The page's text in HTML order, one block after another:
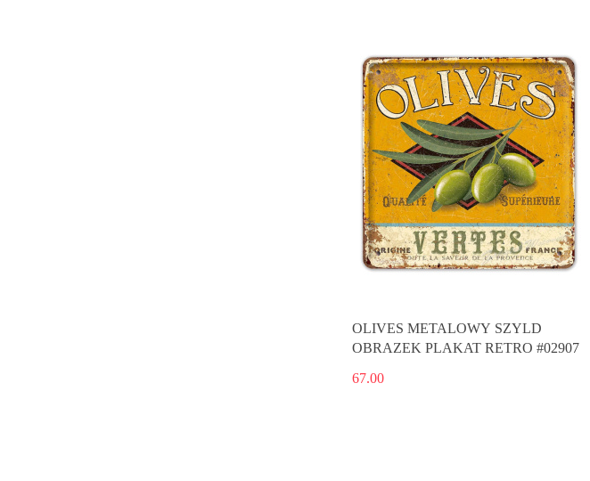
OLIVES METALOWY SZYLD
OBRAZEK PLAKAT RETRO #02907
67.00